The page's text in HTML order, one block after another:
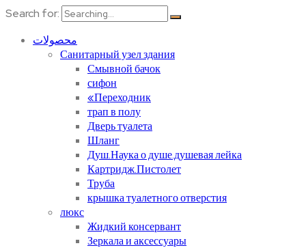
Search for:
محصولات
Санитарный узел здания
Смывной бачок
сифон
«Переходник
трап в полу
Дверь туалета
Шланг
Душ.Наука о душе.душевая лейка
Картридж.Пистолет
Труба
крышка туалетного отверстия
люкс
Жидкий консервант
Зеркала и аксессуары